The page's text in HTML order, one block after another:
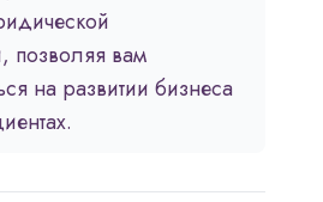
позволяя вам
на развитии бизнеса